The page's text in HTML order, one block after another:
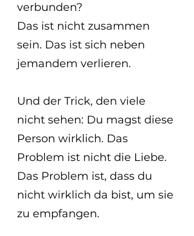
verbunden?
Das ist nicht zusammen
sein. Das ist sich neben
jemandem verlieren.
Und der Trick, den viele
nicht sehen: Du magst diese
Person wirklich. Das
Problem ist nicht die Liebe.
Das Problem ist, dass du
nicht wirklich da bist, um sie
zu empfangen.